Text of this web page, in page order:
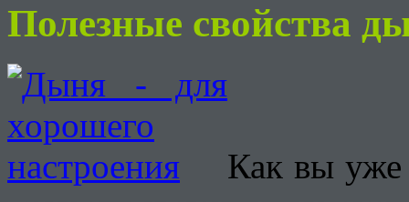
Полезные свойства
Как вы уже